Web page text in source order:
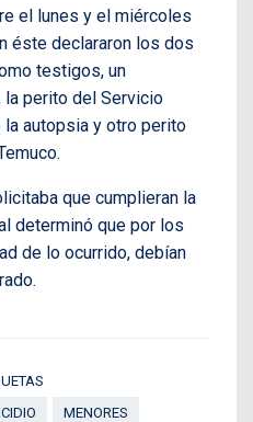
el lunes y el miércoles
éste declararon los dos
testigos, un
la perito del Servicio
autopsia y otro perito
que cumplieran la
determinó que por los
de lo ocurrido, debían
MENORES